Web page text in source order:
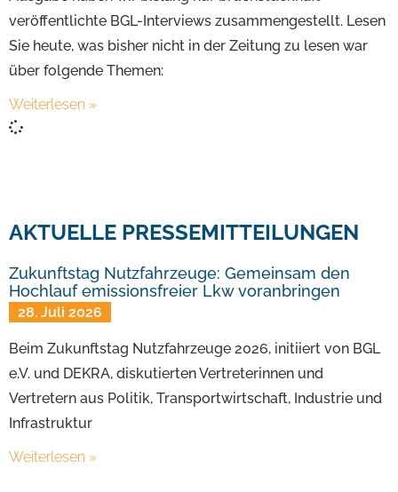
veröffentlichte BGL-Interviews zusammengestellt. Lesen
Sie heute, was bisher nicht in der Zeitung zu lesen war
über folgende Themen:
Weiterlesen »
AKTUELLE PRESSEMITTEILUNGEN
Zukunftstag Nutzfahrzeuge: Gemeinsam den
Hochlauf emissionsfreier Lkw voranbringen
28. Juli 2026
Beim Zukunftstag Nutzfahrzeuge 2026, initiiert von BGL
e.V. und DEKRA, diskutierten Vertreterinnen und
Vertretern aus Politik, Transportwirtschaft, Industrie und
Infrastruktur
Weiterlesen »